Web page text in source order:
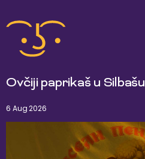
Ovčiji paprikaš u Silbašu
6 Aug 2026